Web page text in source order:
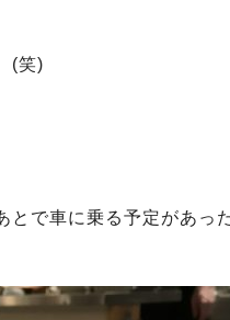
(笑)
とで車に乗る予定があっ